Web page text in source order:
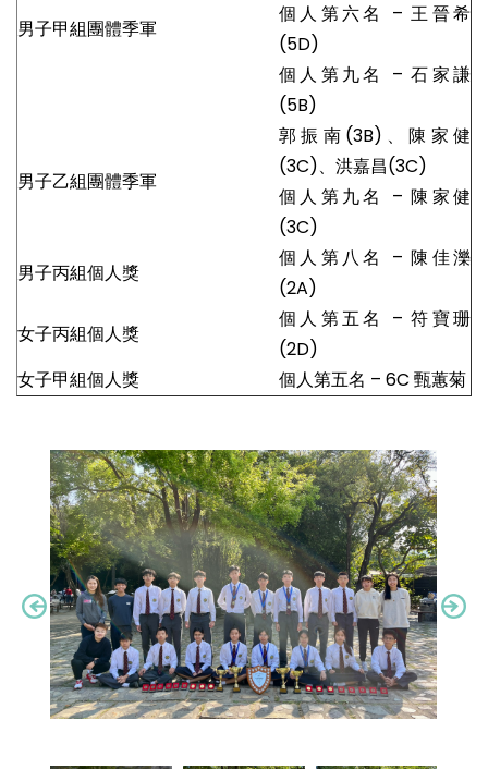
男子甲組團體季軍
個人第六名 – 王晉希
(5D)
個人第九名 – 石家謙
(5B)
男子乙組團體季軍
郭振南(3B)、陳家健
(3C)、洪嘉昌(3C)
個人第九名 – 陳家健
(3C)
男子丙組個人獎
個人第八名 – 陳佳濼
(2A)
女子丙組個人獎
個人第五名 – 符寶珊
(2D)
女子甲組個人獎
個人第五名 – 6C 甄蕙菊